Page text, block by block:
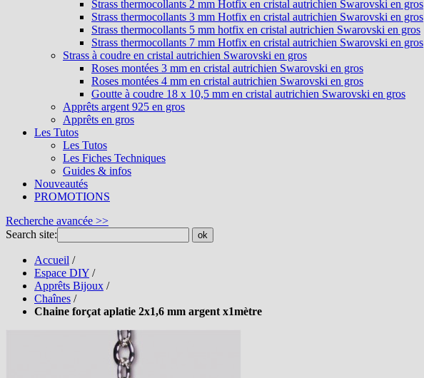
Strass thermocollants 2 mm Hotfix en cristal autrichien Swarovski en gros
Strass thermocollants 3 mm Hotfix en cristal autrichien Swarovski en gros
Strass thermocollants 5 mm hotfix en cristal autrichien Swarovski en gros
Strass thermocollants 7 mm Hotfix en cristal autrichien Swarovski en gros
Strass à coudre en cristal autrichien Swarovski en gros
Roses montées 3 mm en cristal autrichien Swarovski en gros
Roses montées 4 mm en cristal autrichien Swarovski en gros
Goutte à coudre 18 x 10,5 mm en cristal autrichien Swarovski en gros
Apprêts argent 925 en gros
Apprêts en gros
Les Tutos
Les Tutos
Les Fiches Techniques
Guides & infos
Nouveautés
PROMOTIONS
Recherche avancée >>
Search site:
ok
Accueil /
Espace DIY /
Apprêts Bijoux /
Chaînes /
Chaine forçat aplatie 2x1,6 mm argent x1mètre